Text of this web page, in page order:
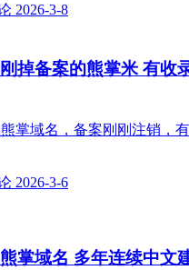
2026-3-8
掉备案的熊掌米 有收
掌域名，备案刚刚注销，
2026-3-6
掌域名 多年连续中文